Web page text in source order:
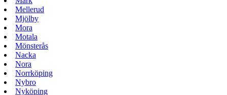
Mellerud
Mjölby
Mora
Motala
Mönsterås
Nacka
Nora
Norrköping
Nybro
Nyköping